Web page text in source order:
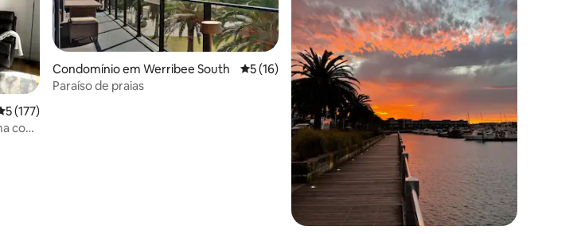
média de 5 em 5 estrelas, 177avaliações
5 (177)
com
Condomínio em Werribee South Classificação média de 5 em 5 estrelas, 16avaliações
5 (16)
Paraíso de praias